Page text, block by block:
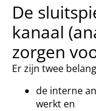
De
kanaal
zorgen
Er zijn twee
de interne
werkt en